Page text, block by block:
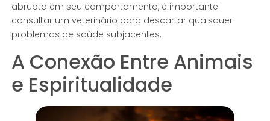
abrupta em seu comportamento, é importante
consultar um veterinário para descartar quaisquer
problemas de saúde subjacentes.
A Conexão Entre Animais
e Espiritualidade